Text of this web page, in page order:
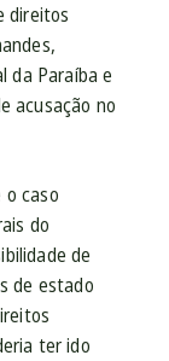
direitos
da Paraíba e
acusação no
caso
do
de
de estado
ter ido